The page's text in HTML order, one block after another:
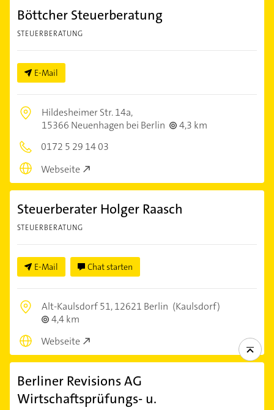
Böttcher Steuerberatung
STEUERBERATUNG
E-Mail
Hildesheimer Str. 14a,
15366 Neuenhagen bei Berlin
4,3 km
0172 5 29 14 03
Webseite
Steuerberater Holger Raasch
STEUERBERATUNG
E-Mail Chat starten
Alt-Kaulsdorf 51,12621 Berlin (Kaulsdorf)
4,4 km
Webseite
Berliner Revisions AG
Wirtschaftsprüfungs- u.